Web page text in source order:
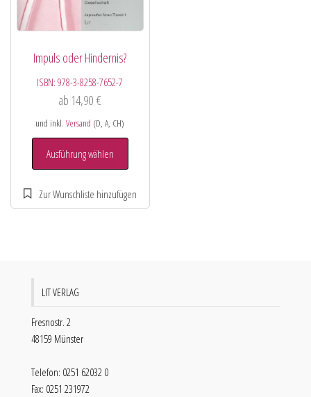
Impuls oder Hindernis?
ISBN:978-3-8258-7652-7
ab 14,90€
und inkl.Versand (D, A, CH)
Ausführung wählen
LIT VERLAG
Fresnostr. 2
48159 Münster
Telefon: 0251 62032 0
Fax: 0251 231972